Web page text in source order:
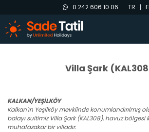
0 242 606 10 06 TR
Villa Şark
KALKAN/YEŞİLKÖY
Kalkan'ın Yeşilköy mevkiinde konumlandırılmış
balayı suitimiz Villa Şark (KAL308), havuz bölgesi
muhafazakar bir villadır.